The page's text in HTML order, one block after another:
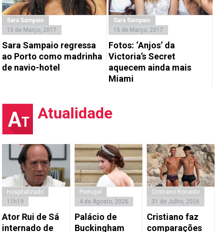
Sara Sampaio
15 de Março, 2017
Sara Sampaio regressa
ao Porto como madrinha
de navio-hotel
Sara Sampaio
15 de Março, 2017
Fotos: ‘Anjos’ da
Victoria’s Secret
aquecem ainda mais
Miami
Atualidade
Hospitalizado
11h19
Ator Rui de Sá
internado de
Portugal
4 de Agosto, 2026
Palácio de
Buckingham
Cristiano Ronaldo
31 de Julho, 2026
Cristiano faz
comparações